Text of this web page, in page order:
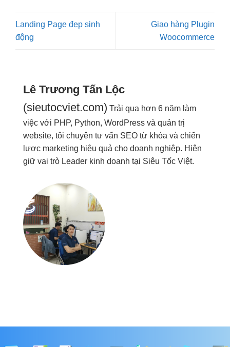
Landing Page đẹp sinh
động
Giao hàng Plugin
Woocommerce
Lê Trương Tấn Lộc
(sieutocviet.com) Trải qua hơn 6 năm làm
việc với PHP, Python, WordPress và quản trị
website, tôi chuyên tư vấn SEO từ khóa và chiến
lược marketing hiệu quả cho doanh nghiệp. Hiện
giữ vai trò Leader kinh doanh tại Siêu Tốc Việt.